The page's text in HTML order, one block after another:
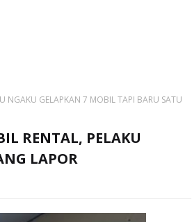
NGAKU GELAPKAN 7 MOBIL TAPI BARU SATU
RENTAL, PELAKU
LAPOR